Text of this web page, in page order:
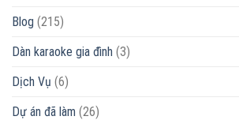
Blog (215)
Dàn karaoke gia đình (3)
Dịch Vụ (6)
Dự án đã làm (26)